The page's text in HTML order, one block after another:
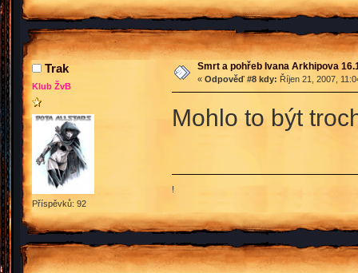
Trak
Klub ŽvB
Příspěvků: 92
Smrt a pohřeb Ivana Arkhipova
« Odpověď #8 kdy: Říjen 21, 2007,
Mohlo to být
!